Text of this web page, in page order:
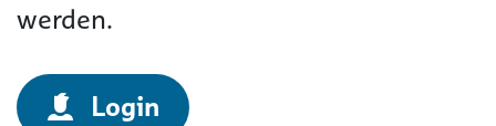
werden.
Login